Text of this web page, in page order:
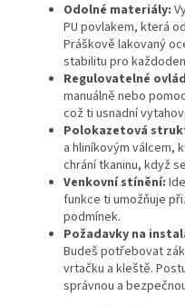
Odolné materiály:
PU povlakem, která
Práškově lakovaný
stabilitu pro
Regulovatelné
manuálně nebo
což ti usnadní
Polokazetová
a hliníkovým válcem,
chrání tkaninu, když
Venkovní stínění:
funkce ti umožňuje
podmínek.
Požadavky na
Budeš potřebovat
vrtačku a kleště.
správnou a